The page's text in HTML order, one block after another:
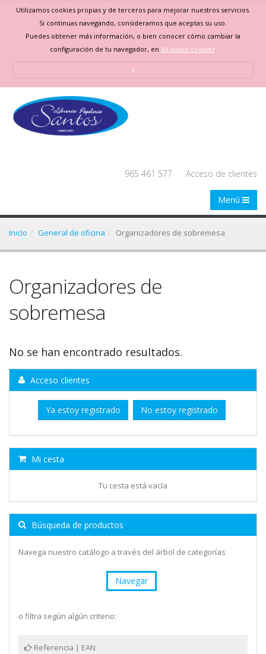
Utilizamos cookies propias y de terceros para mejorar nuestros servicios.
Si continuas navegando, consideramos que aceptas su uso.
Puedes obtener más información, o bien conocer cómo cambiar la
configuración de tu navegador, en All about cookies.
x
965 461 577 Acceso de clientes
Menú
Inicio General de oficina Organizadores de sobremesa
Organizadores de
sobremesa
No se han encontrado resultados.
Acceso clientes
Ya estoy registrado No estoy registrado
Mi cesta
Tu cesta está vacía
Búsqueda de productos
Navega nuestro catálogo a través del árbol de categorías
Navegar
o filtra según algún criterio:
Referencia | EAN